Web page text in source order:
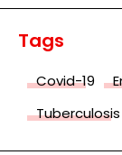
Tags
Covid-19
Tuberculosis